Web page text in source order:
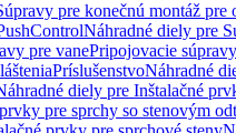
pre konečnú montáž pre
Náhradné diely pre
pre vanePripojovacie súpravy
PríslušenstvoNáhradné
diely pre Inštalačné
pre sprchy so stenovým